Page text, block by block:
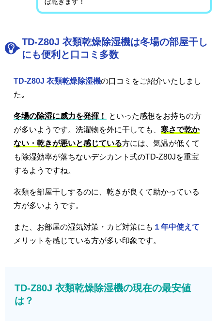
TD-Z80J 衣類乾燥除湿機は冬場の部屋干し
にも便利と口コミ多数
TD-Z80J 衣類乾燥除湿機の口コミをご紹介いたしまし
た｡
冬場の除湿に威力を発揮！
といった感想をお持ちの方
が多いようです。洗濯物を外に干しても、 寒さで乾か
ない・乾きが悪いと感じている方には、気温が低くて
も除湿効率が落ちないデシカント式のTD-Z80Jを重宝
するようですね。
衣類を部屋干しするのに、乾きが良くて助かっている
方が多いようです。
また、お部屋の湿気対策・カビ対策にも １年中使えて
メリットを感じている方が多い印象です。
TD-Z80J 衣類乾燥除湿機の現在の最安値
は？